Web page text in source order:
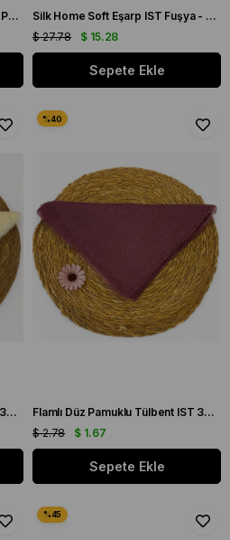
Silk Home Soft Eşarp IST Şeker Pembesi Çiçek Desen
Silk Home Soft Eşarp IST Fuşya - Turuncu Çiçek Desen
$ 15.28
$ 27.78
Sepete Ekle
Flamlı Düz Pamuklu Tülbent IST 3434-23 Limon Sarısı Düz Desen
Flamlı Düz Pamuklu Tülbent IST 3434-24 Gül Kurusu Düz Desen
$ 1.67
$ 2.78
Sepete Ekle